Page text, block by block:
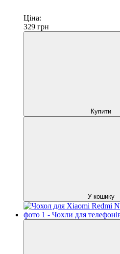
Ціна:
329 грн
Купити
У кошику